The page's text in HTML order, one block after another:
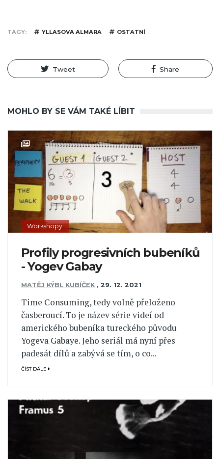
TAGY YLLASOVA ALMARA OSTATNÍ
Tweet Share
MOHLO BY SE VÁM TAKÉ LÍBIT
Workshopy
Profily progresivních bubeníků
- Yogev Gabay
MATĚJ KÝBL KUBÍČEK , 29. 12. 2021
Time Consuming, tedy volně přeloženo
časberoucí. To je název série videí od
amerického bubeníka tureckého původu
Yogeva Gabaye. Jeho seriál má nyní přes
padesát dílů a zabývá se tím, o co...
ČÍST DÁLE